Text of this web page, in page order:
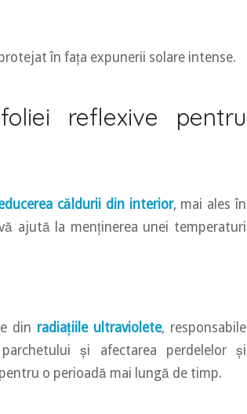
în fața expunerii solare intense.
reflexive pentru
căldurii din interior, mai ales în
ajută la menținerea unei temperaturi
din radiațiile ultraviolete, responsabile
și afectarea perdelelor și
o perioadă mai lungă de timp.